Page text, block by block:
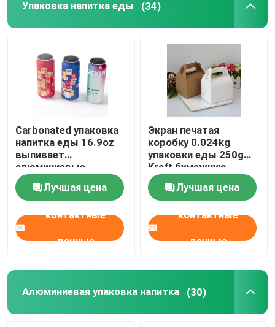
Путешествие фабрики
Свяжитесь мы
Новости
Упаковка напитка еды
Алюминиевая упаковка напитка
Упаковка напитка еды (34)
Carbonated упаковка
напитка еды 16.9oz
выпивает
алюминиевые
консервные банки
500mlЛучшая цена
контактные
данные
Экран печатая
коробку 0.024kg
упаковки еды 250g
Kraft бумажную
Лучшая цена
контактные
данные
Алюминиевая упаковка напитка (30)